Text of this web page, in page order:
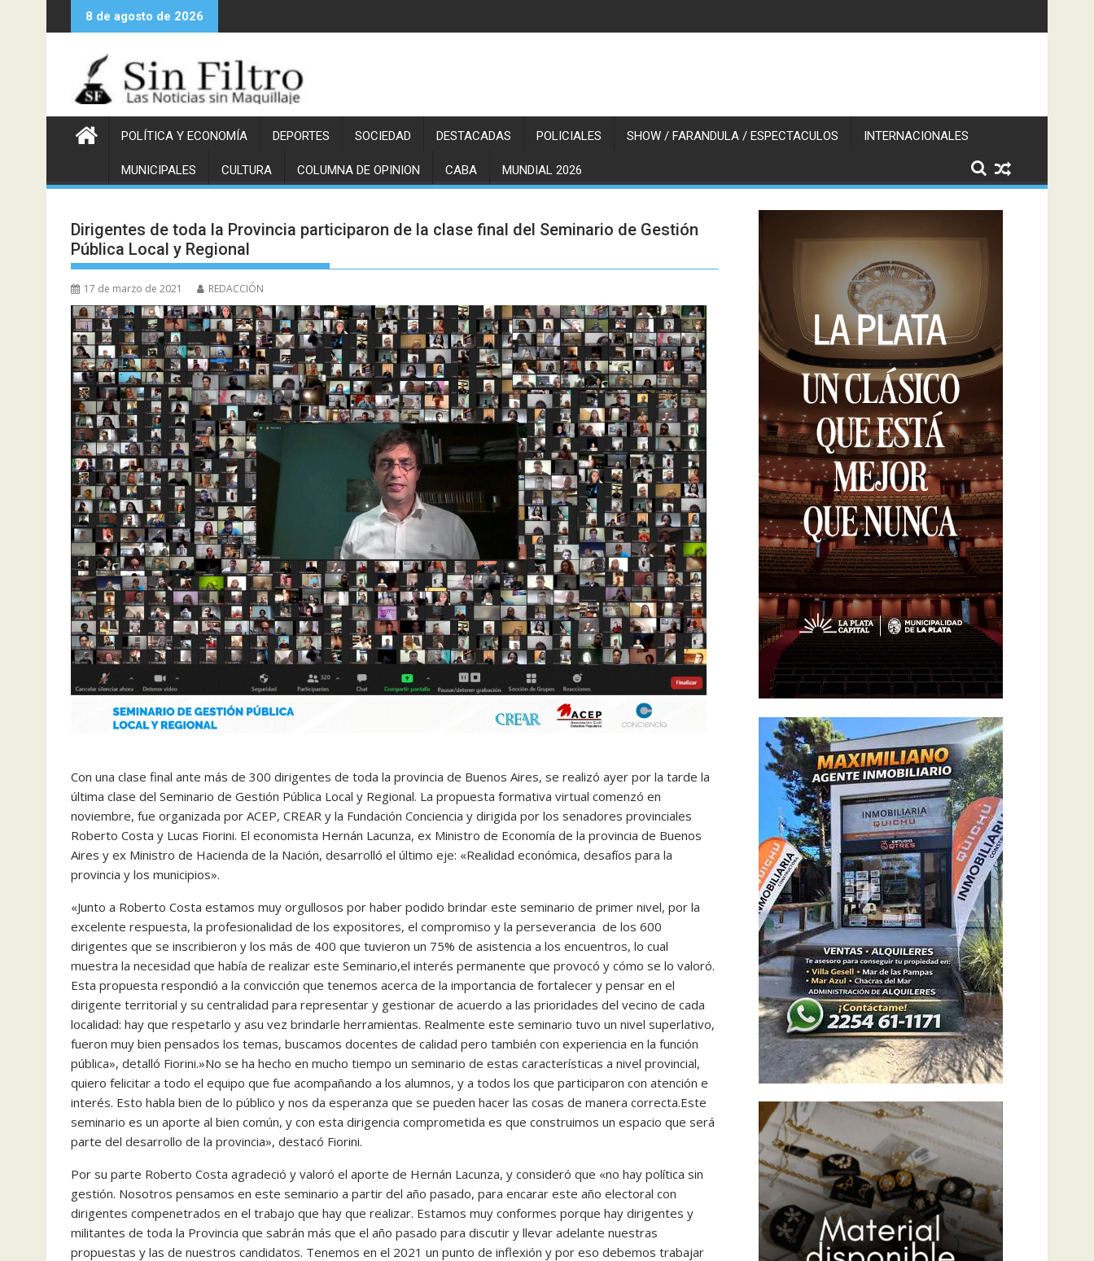
al
8 de agosto de 2026
POLÍTICA Y ECONOMÍA DEPORTES SOCIEDAD DESTACADAS POLICIALES SHOW / FARANDULA / ESPECTACULOS INTERNACIONALES
MUNICIPALES CULTURA COLUMNA DE OPINION CABA MUNDIAL 2026
Dirigentes de toda la Provincia participaron de la clase final del Seminario de Gestión
Pública Local y Regional
17 de marzo de 2021 REDACCIÓN
Con una clase final ante más de 300 dirigentes de toda la provincia de Buenos Aires, se realizó ayer por la tarde la
última clase del Seminario de Gestión Pública Local y Regional. La propuesta formativa virtual comenzó en
noviembre, fue organizada por ACEP, CREAR y la Fundación Conciencia y dirigida por los senadores provinciales
Roberto Costa y Lucas Fiorini. El economista Hernán Lacunza, ex Ministro de Economía de la provincia de Buenos
Aires y ex Ministro de Hacienda de la Nación, desarrolló el último eje: «Realidad económica, desafíos para la
provincia y los municipios».
«Junto a Roberto Costa estamos muy orgullosos por haber podido brindar este seminario de primer nivel, por la
excelente respuesta, la profesionalidad de los expositores, el compromiso y la perseverancia de los 600
dirigentes que se inscribieron y los más de 400 que tuvieron un 75% de asistencia a los encuentros, lo cual
muestra la necesidad que había de realizar este Seminario,el interés permanente que provocó y cómo se lo valoró.
Esta propuesta respondió a la convicción que tenemos acerca de la importancia de fortalecer y pensar en el
dirigente territorial y su centralidad para representar y gestionar de acuerdo a las prioridades del vecino de cada
localidad: hay que respetarlo y asu vez brindarle herramientas. Realmente este seminario tuvo un nivel superlativo,
fueron muy bien pensados los temas, buscamos docentes de calidad pero también con experiencia en la función
pública», detalló Fiorini.»No se ha hecho en mucho tiempo un seminario de estas características a nivel provincial,
quiero felicitar a todo el equipo que fue acompañando a los alumnos, y a todos los que participaron con atención e
interés. Esto habla bien de lo público y nos da esperanza que se pueden hacer las cosas de manera correcta.Este
seminario es un aporte al bien común, y con esta dirigencia comprometida es que construimos un espacio que será
parte del desarrollo de la provincia», destacó Fiorini.
Por su parte Roberto Costa agradeció y valoró el aporte de Hernán Lacunza, y consideró que «no hay política sin
gestión. Nosotros pensamos en este seminario a partir del año pasado, para encarar este año electoral con
dirigentes compenetrados en el trabajo que hay que realizar. Estamos muy conformes porque hay dirigentes y
militantes de toda la Provincia que sabrán más que el año pasado para discutir y llevar adelante nuestras
propuestas y las de nuestros candidatos. Tenemos en el 2021 un punto de inflexión y por eso debemos trabajar